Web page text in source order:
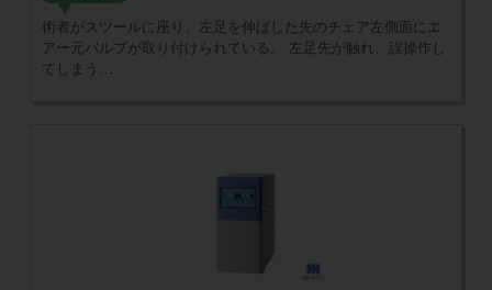
術者がスツールに座り、左足を伸ばした先のチェア左側面にエ
アー元バルブが取り付けられている。 左足先が触れ、誤操作し
てしまう…